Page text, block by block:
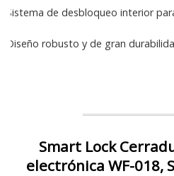
Sistema de desbloqueo interior
Diseño robusto y de gran
Smart Lock
electrónica WF-018,